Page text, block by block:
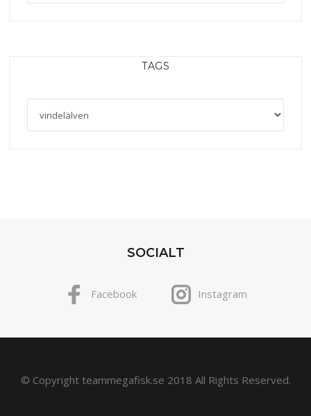
TAGS
SOCIALT
Facebook Instagram
© Copyright teammegafisk.se 2018 All Rights Reserved.